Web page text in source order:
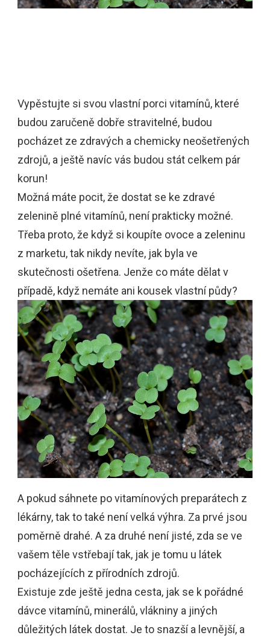
Vypěstujte si svou vlastní porci vitamínů, které
budou zaručeně dobře stravitelné, budou
pocházet ze zdravých a chemicky neošetřených
zdrojů, a ještě navíc vás budou stát celkem pár
korun!
Možná máte pocit, že dostat se ke zdravé
zelenině plné vitamínů, není prakticky možné.
Třeba proto, že když si koupíte ovoce a zeleninu
z marketu, tak nikdy nevíte, jak byla ve
skutečnosti ošetřena. Jenže co máte dělat v
případě, když nemáte ani kousek vlastní půdy?
A pokud sáhnete po vitamínových preparátech z
lékárny, tak to také není velká výhra. Za prvé jsou
poměrně drahé. A za druhé není jisté, zda se ve
vašem těle vstřebají tak, jak je tomu u látek
pocházejících z přírodních zdrojů.
Existuje zde ještě jedna cesta, jak se k pořádné
dávce vitamínů, minerálů, vlákniny a jiných
důležitých látek dostat. Je to snazší a levnější, a